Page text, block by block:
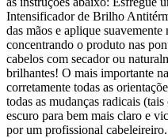
Intensificador de Brilho
das mãos e aplique
concentrando o produto nas
cabelos com secador ou
brilhantes! O mais importante
corretamente todas as
todas as mudanças radicais
escuro para bem mais claro e
por um profissional cabeleireiro.